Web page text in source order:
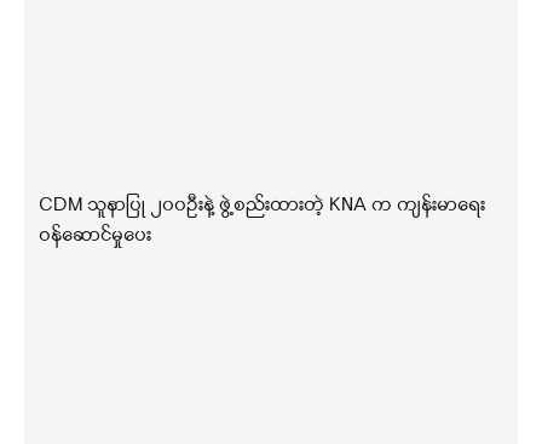
CDM သူနာပြု ၂၀၀ဦးနဲ့ ဖွဲ့စည်းထားတဲ့ KNA က ကျန်းမာရေး
ဝန်ဆောင်မှုပေး